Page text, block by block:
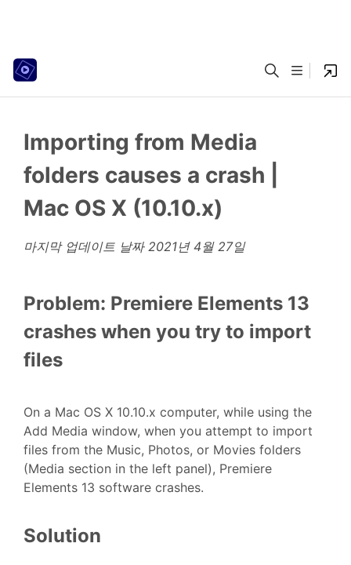
Importing from Media
folders causes a crash |
Mac OS X (10.10.x)
마지막 업데이트 날짜 2021년 4월 27일
Problem: Premiere Elements 13
crashes when you try to import
files
On a Mac OS X 10.10.x computer, while using the
Add Media window, when you attempt to import
files from the Music, Photos, or Movies folders
(Media section in the left panel), Premiere
Elements 13 software crashes.
Solution